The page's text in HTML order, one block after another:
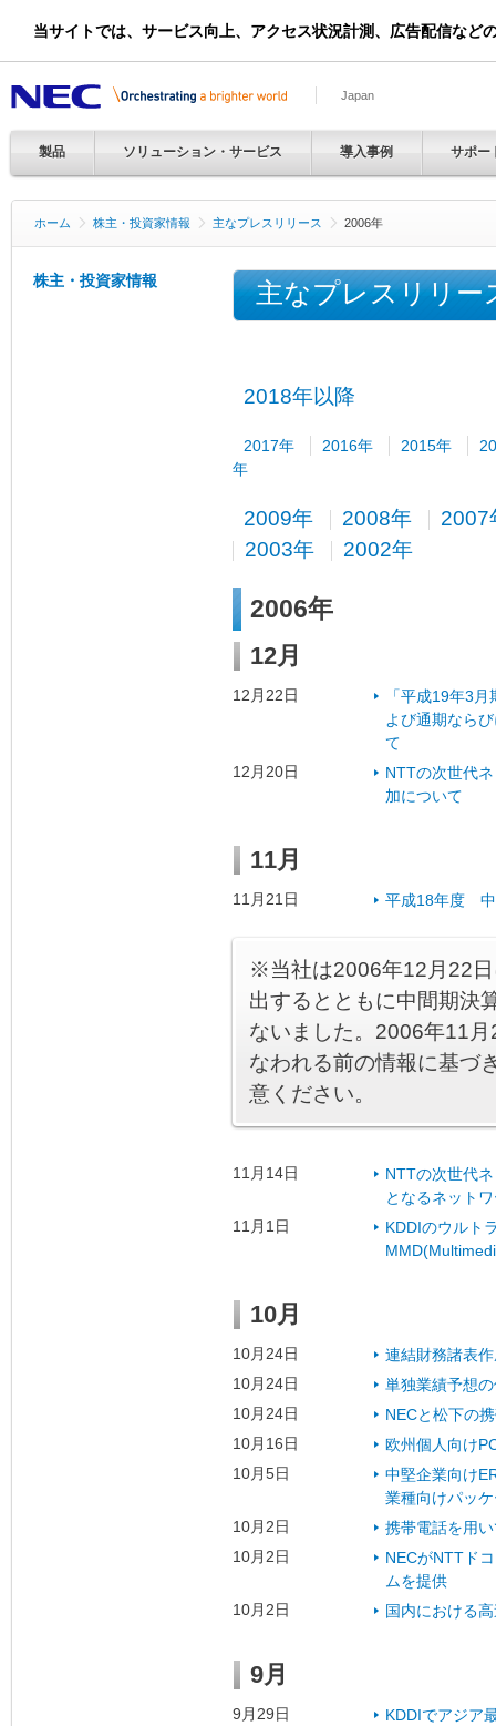
当サイトでは、サービス向上、アクセス状況計測、広告配信など
Japan
製品 ソリューション・サービス 導入事例 サポー
ホーム 株主・投資家情報 主なプレスリリース 2006年
株主・投資家情報 主なプレスリリー
2018年以降
2017年 2016年 2015年
年
2009年 2008年
2007
2003年
2002年
2006年
12月
12月22日
「平成19年3
よび通期なら
て
12月20日
NTTの次世代
加について
11月
11月21日 平成18年度
※当社は2006年12月22
出するとともに中間期決
ないました。2006年11
なわれる前の情報に基づ
意ください。
11月14日
NTTの次世代
となるネット
11月1日
KDDIのウルト
10月
10月24日
連結財務諸表
10月24日
単独業績予想
10月24日
NECと松下の
10月16日
欧州個人向け
10月5日
中堅企業向け
業種向けパッ
10月2日
携帯電話を用
10月2日
NECがNTTド
ムを提供
10月2日
国内における
9月
9月29日 KDDIでアジア